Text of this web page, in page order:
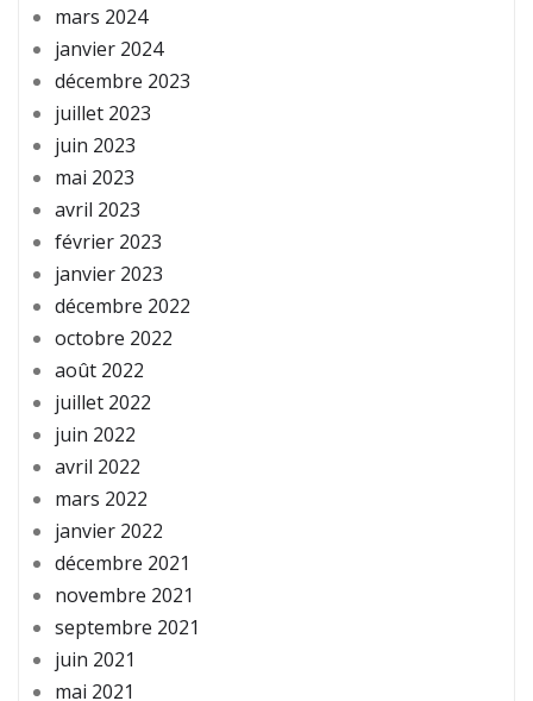
mars 2024
janvier 2024
décembre 2023
juillet 2023
juin 2023
mai 2023
avril 2023
février 2023
janvier 2023
décembre 2022
octobre 2022
août 2022
juillet 2022
juin 2022
avril 2022
mars 2022
janvier 2022
décembre 2021
novembre 2021
septembre 2021
juin 2021
mai 2021